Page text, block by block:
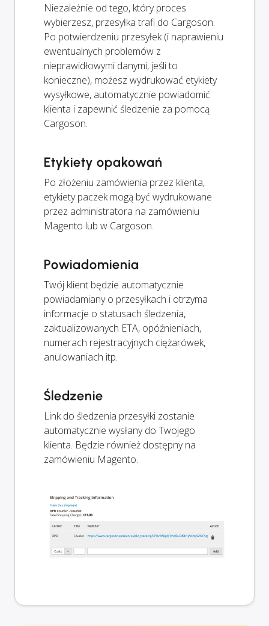
Niezależnie od tego, który proces
wybierzesz, przesyłka trafi do Cargoson.
Po potwierdzeniu przesyłek (i naprawieniu
ewentualnych problemów z
nieprawidłowymi danymi, jeśli to
konieczne), możesz wydrukować etykiety
wysyłkowe, automatycznie powiadomić
klienta i zapewnić śledzenie za pomocą
Cargoson.
Etykiety opakowań
Po złożeniu zamówienia przez klienta,
etykiety paczek mogą być wydrukowane
przez administratora na zamówieniu
Magento lub w Cargoson.
Powiadomienia
Twój klient będzie automatycznie
powiadamiany o przesyłkach i otrzyma
informacje o statusach śledzenia,
zaktualizowanych ETA, opóźnieniach,
numerach rejestracyjnych ciężarówek,
anulowaniach itp.
Śledzenie
Link do śledzenia przesyłki zostanie
automatycznie wysłany do Twojego
klienta. Będzie również dostępny na
zamówieniu Magento.